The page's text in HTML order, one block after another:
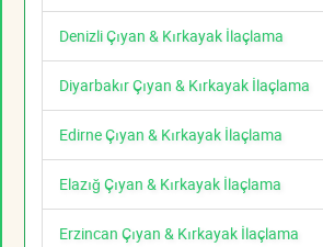
Denizli Çıyan & Kırkayak İlaçlama
Diyarbakır Çıyan & Kırkayak İlaçlama
Edirne Çıyan & Kırkayak İlaçlama
Elazığ Çıyan & Kırkayak İlaçlama
Erzincan Çıyan & Kırkayak İlaçlama